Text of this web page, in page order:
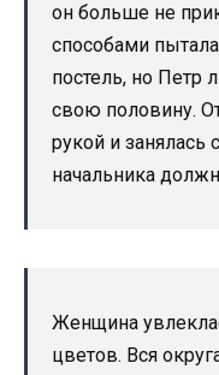
он больше не
способами
постель, но Петр
свою половину.
рукой и занялась
начальника
Женщина
цветов. Вся